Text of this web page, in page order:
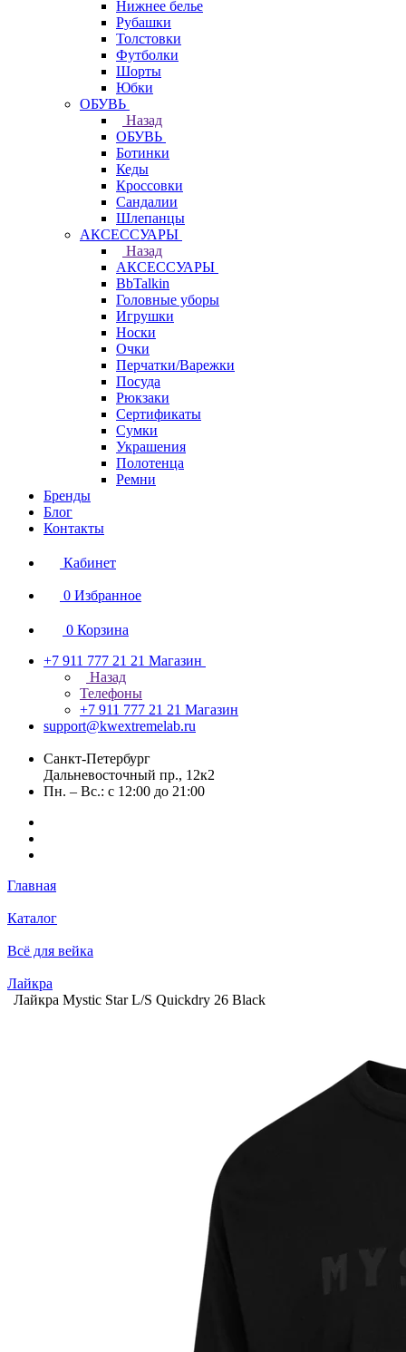
Нижнее белье
Рубашки
Толстовки
Футболки
Шорты
Юбки
ОБУВЬ
Назад
ОБУВЬ
Ботинки
Кеды
Кроссовки
Сандалии
Шлепанцы
АКСЕССУАРЫ
Назад
АКСЕССУАРЫ
BbTalkin
Головные уборы
Игрушки
Носки
Очки
Перчатки/Варежки
Посуда
Рюкзаки
Сертификаты
Сумки
Украшения
Полотенца
Ремни
Бренды
Блог
Контакты
Кабинет
0 Избранное
0 Корзина
+7 911 777 21 21 Магазин
Назад
Телефоны
+7 911 777 21 21 Магазин
support@kwextremelab.ru
Санкт-Петербург
Дальневосточный пр., 12к2
Пн. – Вс.: с 12:00 до 21:00
Главная
Каталог
Всё для вейка
Лайкра
Лайкра Mystic Star L/S Quickdry 26 Black